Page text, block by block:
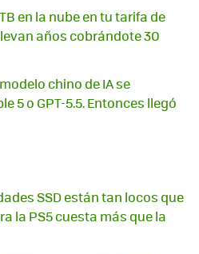
en la nube en tu tarifa de
años cobrándote 30
chino de IA se
5 o GPT-5.5. Entonces llegó
SSD están tan locos que
la PS5 cuesta más que la